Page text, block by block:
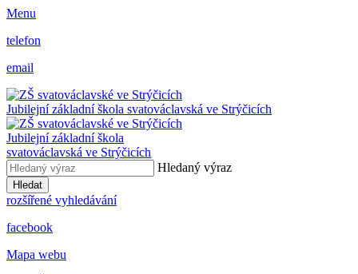
Menu
telefon
email
Jubilejní základní škola svatováclavská ve Strýčicích
Jubilejní základní škola
svatováclavská ve Strýčicích
Hledaný výraz
Hledat
rozšířené vyhledávání
facebook
Mapa webu